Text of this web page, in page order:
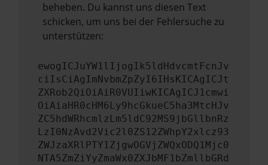
beheben. Du kannst uns diesen Text
schicken, um uns bei der Fehlersuche zu
unterstützen:
ewogICJuYW1lIjogIk5ldHdvcmtFcnJv
ciIsCiAgImNvbmZpZyI6IHsKICAgICJt
ZXRob2QiOiAiR0VUIiwKICAgICJ1cmwi
OiAiaHR0cHM6Ly9hcGkueC5ha3MtcHJv
ZC5hdWRhcmlzLm5ldC92MS9jbGllbnRz
LzI0NzAvd2Vic2l0ZS12ZWhpY2xlcz93
ZWJzaXRlPTY1ZjgwOGVjZWQxODQ1Mjc0
NTA5ZmZiYyZmaWx0ZXJbMF1bZmllbGRd